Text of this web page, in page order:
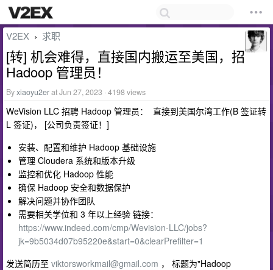
V2EX › 求职
[转] 机会难得，直接国内搬运至美国，招
Hadoop 管理员！
Byxiaoyu2erat Jun 27, 2023 · 4198 views
WeVision LLC 招聘 Hadoop 管理员： 直接到美国尔湾工作(B 签证转
L 签证)， [公司负责签证！]
安装、配置和维护 Hadoop 基础设施
管理 Cloudera 系统和版本升级
监控和优化 Hadoop 性能
确保 Hadoop 安全和数据保护
解决问题并协作团队
需要相关学位和 3 年以上经验 链接：
https://www.indeed.com/cmp/Wevision-LLC/jobs?
jk=9b5034d07b95220e&start=0&clearPrefilter=1
发送简历至 viktorsworkmail@gmail.com ， 标题为"Hadoop